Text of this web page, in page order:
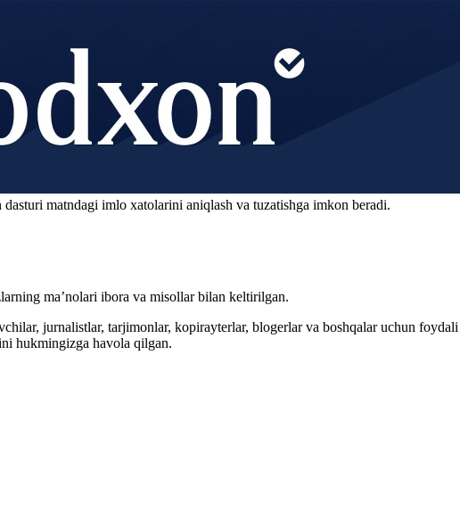
matndagi imlo xatolarini aniqlash va tuzatishga imkon beradi.
ma’nolari ibora va misollar bilan keltirilgan.
jurnalistlar, tarjimonlar, kopirayterlar, blogerlar va boshqalar uchun
hukmingizga havola qilgan.